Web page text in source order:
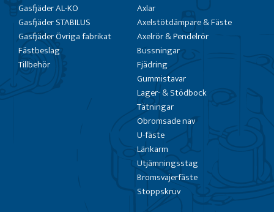
Gasfjäder AL-KO
Gasfjäder STABILUS
Gasfjäder Övriga fabrikat
Fästbeslag
Tillbehör
Axlar
Axelstötdämpare & Fäste
Axelrör & Pendelrör
Bussningar
Fjädring
Gummistavar
Lager- & Stödbock
Tätningar
Obromsade nav
U-fäste
Länkarm
Utjämningsstag
Bromsvajerfäste
Stoppskruv